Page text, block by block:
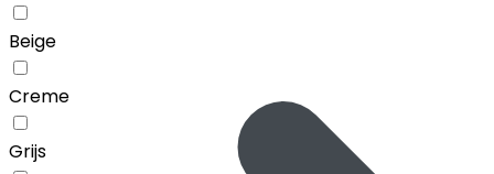
Beige
Creme
Grijs